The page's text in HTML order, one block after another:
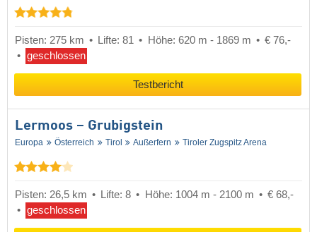
Pisten: 275 km Lifte: 81 Höhe: 620 m - 1869 m
€ 76,-
geschlossen
Testbericht
Lermoos – Grubigstein
Europa Österreich Tirol Außerfern Tiroler Zugspitz Arena
Pisten: 26,5 km Lifte: 8 Höhe: 1004 m - 2100 m
€ 68,-
geschlossen